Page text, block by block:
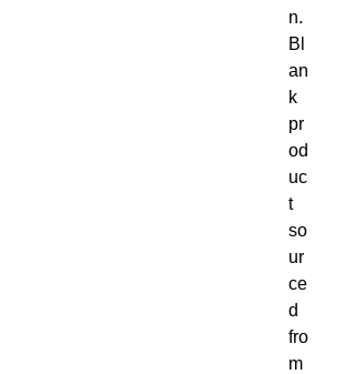
n.
Bl
an
k
pr
od
uc
t
so
ur
ce
d
fro
m